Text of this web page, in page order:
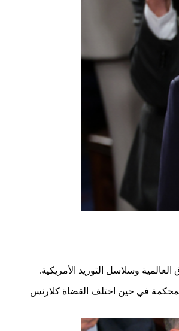
وسلاسل التوريد الأمريكية.
رأي المحكمة في حين اختلف القضاة كلارنس